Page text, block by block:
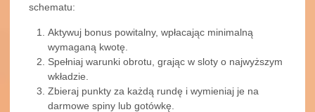
schematu:
Aktywuj bonus powitalny, wpłacając minimalną
wymaganą kwotę.
Spełniaj warunki obrotu, grając w sloty o najwyższym
wkładzie.
Zbieraj punkty za każdą rundę i wymieniaj je na
darmowe spiny lub gotówkę.